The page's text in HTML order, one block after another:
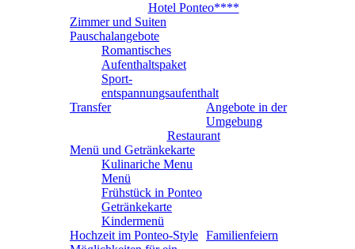
Hotel Ponteo****
Zimmer und Suiten
Pauschalangebote
Romantisches
Aufenthaltspaket
Sport-
entspannungsaufenthalt
Transfer
Angebote in der
Umgebung
Restaurant
Menü und Getränkekarte
Kulinariche Menu
Menü
Frühstück in Ponteo
Getränkekarte
Kindermenü
Hochzeit im Ponteo-Style Familienfeiern